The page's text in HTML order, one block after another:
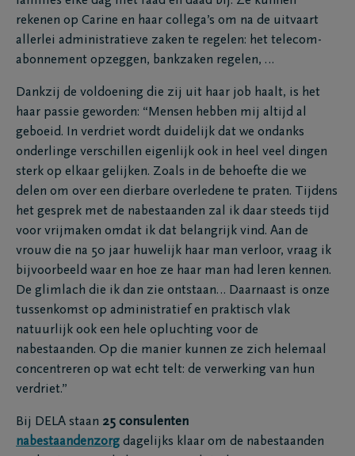
rekenen op Carine en haar collega’s om na de uitvaart
allerlei administratieve zaken te regelen: het telecom-
abonnement opzeggen, bankzaken regelen, …
Dankzij de voldoening die zij uit haar job haalt, is het
haar passie geworden: “Mensen hebben mij altijd al
geboeid. In verdriet wordt duidelijk dat we ondanks
onderlinge verschillen eigenlijk ook in heel veel dingen
sterk op elkaar gelijken. Zoals in de behoefte die we
delen om over een dierbare overledene te praten. Tijdens
het gesprek met de nabestaanden zal ik daar steeds tijd
voor vrijmaken omdat ik dat belangrijk vind. Aan de
vrouw die na 50 jaar huwelijk haar man verloor, vraag ik
bijvoorbeeld waar en hoe ze haar man had leren kennen.
De glimlach die ik dan zie ontstaan… Daarnaast is onze
tussenkomst op administratief en praktisch vlak
natuurlijk ook een hele opluchting voor de
nabestaanden. Op die manier kunnen ze zich helemaal
concentreren op wat echt telt: de verwerking van hun
verdriet.”
Bij DELA staan 25 consulenten
nabestaandenzorg dagelijks klaar om de nabestaanden